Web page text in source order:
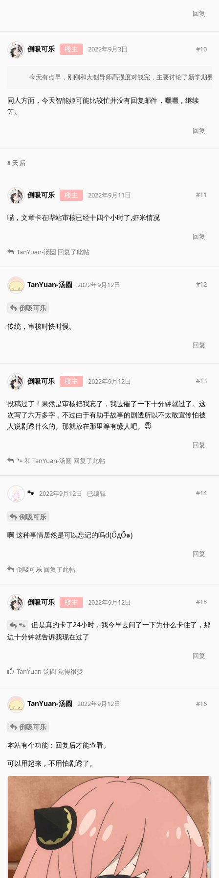
回复
倒吸可乐 楼主 2022年9月3日 #10
今天有点早，刚刚和大创导师高强度对线完，主要讨论了新学期
同人方面，今天智能姬可能比较忙并没有回复邮件，嘿嘿，继续
等。
回复
8 天 后
倒吸可乐 楼主 2022年9月11日 #11
喵，文章卡在哔站审核已经十四个小时了,虾米情况
回复
TanYuan-汤圆 回复了此帖
TanYuan-汤圆 2022年9月12日 #12
倒吸可乐
传统，审核时快时慢。
回复
倒吸可乐 楼主 2022年9月12日 #13
投稿过了！果然是审核把我忘了，我去催了一下十分钟就过了。这
次写了六万多字，不过由于有助手故事的剧透所以不太敢宣传怕被
人说剧透什么的。那就放在那里等有缘人吧。😇
回复
🐾 和 TanYuan-汤圆 回复了此帖
🐾 2022年9月12日 已编辑 #14
倒吸可乐
啊 这种事情居然是可以忘记的吗d(ŐдŐ๑)
回复
倒吸可乐 回复了此帖
倒吸可乐 楼主 2022年9月12日 #15
🐾 但是真的卡了24小时，我今早去问了一下为什么卡住了，那
边十分钟就告诉我现在过了
回复
TanYuan-汤圆 觉得很赞
TanYuan-汤圆 2022年9月12日 #16
倒吸可乐
本站有个功能：回复后才能查看。
可以用起来，不用怕剧透了。